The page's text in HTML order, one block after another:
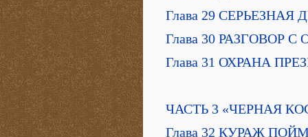
Глава 29 СЕРЬЕЗНАЯ
Глава 30 РАЗГОВОР
Глава 31 ОХРАНА
ЧАСТЬ 3 «ЧЕРНАЯ
Глава 32 КУРАЖ